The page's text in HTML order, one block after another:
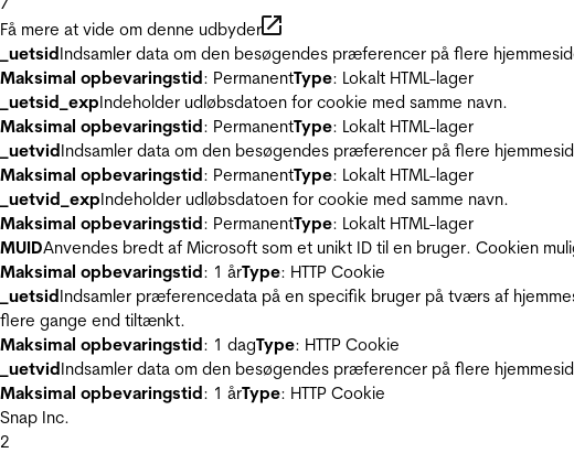
Få mere at vide om denne udbyder
_uetsidIndsamler data om den besøgendes præferencer på flere
Maksimal opbevaringstid: PermanentType: Lokalt HTML-lager
_uetsid_expIndeholder udløbsdatoen for cookie med samme navn.
Maksimal opbevaringstid: PermanentType: Lokalt HTML-lager
_uetvidIndsamler data om den besøgendes præferencer på flere
Maksimal opbevaringstid: PermanentType: Lokalt HTML-lager
_uetvid_expIndeholder udløbsdatoen for cookie med samme navn.
Maksimal opbevaringstid: PermanentType: Lokalt HTML-lager
MUIDAnvendes bredt af Microsoft som et unikt ID til en bruger. Cookien
Maksimal opbevaringstid: 1 årType: HTTP Cookie
_uetsidIndsamler præferencedata på en specifik bruger på tværs af
flere gange end tiltænkt.
Maksimal opbevaringstid: 1 dagType: HTTP Cookie
_uetvidIndsamler data om den besøgendes præferencer på flere
Maksimal opbevaringstid: 1 årType: HTTP Cookie
Snap Inc.
2